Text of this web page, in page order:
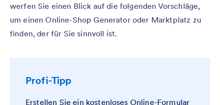
werfen Sie einen Blick auf die folgenden Vorschläge,
um einen Online-Shop Generator oder Marktplatz zu
finden, der für Sie sinnvoll ist.
Profi-Tipp
Erstellen Sie ein kostenloses Online-Formular